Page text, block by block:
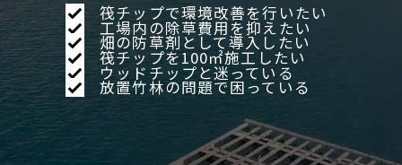
施工の流れ
ストーリー
筏チップで環境改善を行いたい
工場内の除草費用を抑えたい
畑の防草剤として導入したい
筏チップを100㎡施工したい
ウッドチップと迷っている
放置竹林の問題で困っている